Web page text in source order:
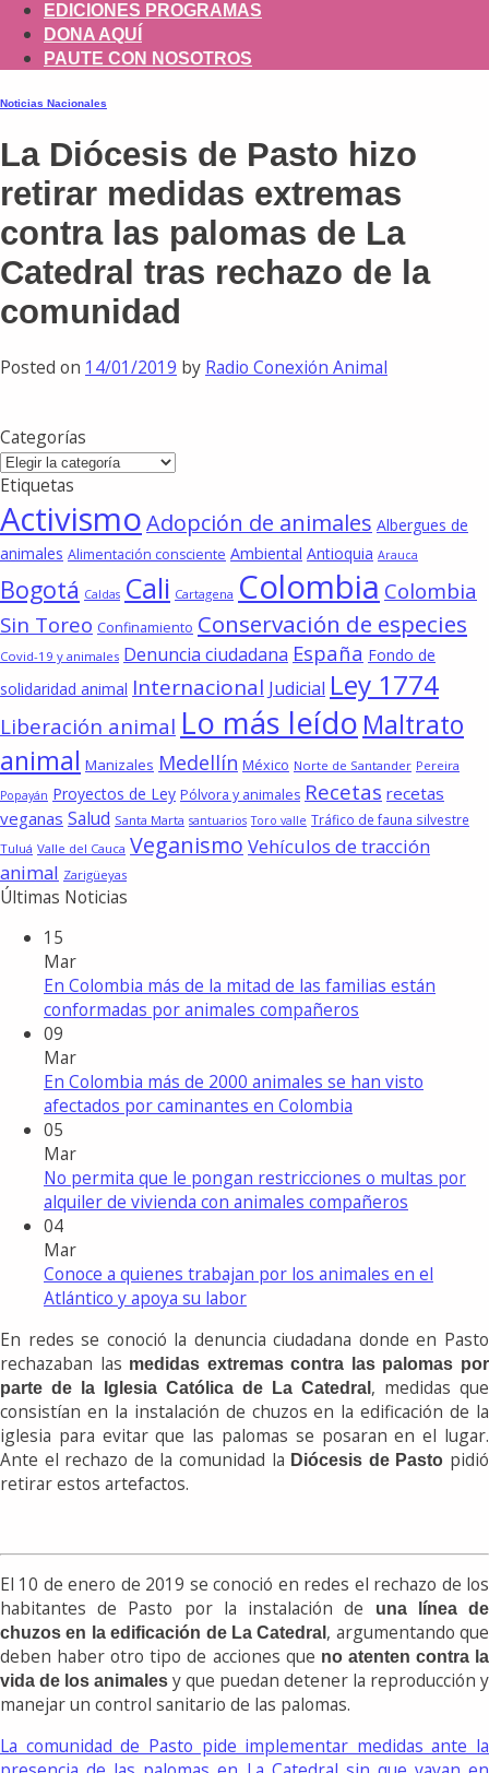
EDICIONES PROGRAMAS
DONA AQUÍ
PAUTE CON NOSOTROS
Noticias Nacionales
La Diócesis de Pasto hizo
retirar medidas extremas
contra las palomas de La
Catedral tras rechazo de la
comunidad
Posted on 14/01/2019 by Radio Conexión Animal
Categorías
Categorías
Etiquetas
ActivismoAdopción de animales Albergues de
animales Alimentación consciente Ambiental Antioquia Arauca
Bogotá Caldas Cali Cartagena Colombia Colombia
Sin Toreo Confinamiento Conservación de especies
Covid-19 y animales Denuncia ciudadana España Fondo de
solidaridad animal Internacional Judicial Ley 1774
Liberación animal Lo más leído Maltrato
animal Manizales Medellín México Norte de Santander Pereira
Popayán Proyectos de Ley Pólvora y animales Recetas recetas
veganas Salud Santa Marta santuarios Toro valle Tráfico de fauna silvestre
Tuluá Valle del Cauca Veganismo Vehículos de tracción
animal Zarigüeyas
Últimas Noticias
15
Mar
En Colombia más de la mitad de las familias están
conformadas por animales compañeros
09
Mar
En Colombia más de 2000 animales se han visto
afectados por caminantes en Colombia
05
Mar
No permita que le pongan restricciones o multas por
alquiler de vivienda con animales compañeros
04
Mar
Conoce a quienes trabajan por los animales en el
Atlántico y apoya su labor
En redes se conoció la denuncia ciudadana donde en Pasto
rechazaban las medidas extremas contra las palomas por
parte de
la Iglesia Católica de La Catedral , medidas que
consistían en la instalación de chuzos en la edificación de la
iglesia para evitar que las palomas se posaran en el lugar.
Ante el rechazo de la comunidad la Diócesis de Pasto pidió
retirar estos artefactos.
El 10 de enero de 2019 se conoció en redes el rechazo de los
habitantes de Pasto por la instalación de
una línea de
chuzos en la edificación de La Catedral , argumentando que
deben haber otro tipo de acciones que no atenten contra la
vida de los animales y que puedan detener la reproducción y
manejar un control sanitario de las palomas.
La comunidad de Pasto pide implementar medidas ante la